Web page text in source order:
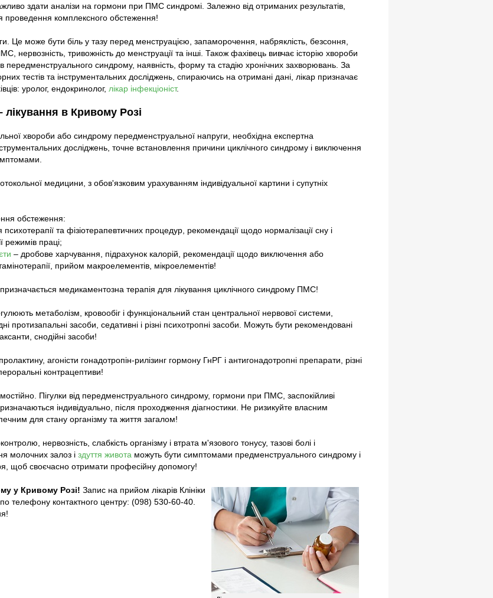
здати аналізи на гормони при ПМС синдромі. Залежно від отриманих результатів,
проведення комплексного обстеження!
Це може бути біль у тазу перед менструацією, запаморочення, набряклість, безсоння,
нервозність, тривожність до менструації та інші. Також фахівець вивчає історію хвороби
передменструального синдрому, наявність, форму та стадію хронічних захворювань. За
тестів та інструментальних досліджень, спираючись на отримані дані, лікар призначає
уролог, ендокринолог, лікар інфекціоніст.
в Кривому Розі
хвороби або синдрому передменструальної напруги, необхідна експертна
досліджень, точне встановлення причини циклічного синдрому і виключення
медицини, з обов'язковим урахуванням індивідуальної картини і супутніх
обстеження:
та фізіотерапевтичних процедур, рекомендації щодо нормалізації сну і
режимів праці;
– дробове харчування, підрахунок калорій, рекомендації щодо виключення або
прийом макроелементів, мікроелементів!
медикаментозна терапія для лікування циклічного синдрому ПМС!
метаболізм, кровообіг і функціональний стан центральної нервової системи,
протизапальні засоби, седативні і різні психотропні засоби. Можуть бути рекомендовані
снодійні засоби!
агоністи гонадотропін-рилізинг гормону ГнРГ і антигонадотропні препарати, різні
контрацептиви!
Пігулки від передменструального синдрому, гормони при ПМС, заспокійливі
індивідуально, після проходження діагностики. Не ризикуйте власним
для стану організму та життя загалом!
нервозність, слабкість організму і втрата м'язового тонусу, тазові болі і
молочних залоз і здуття живота можуть бути симптомами предменструального синдрому і
щоб своєчасно отримати професійну допомогу!
у Кривому Розі! Запис на прийом лікарів Клініки
телефону контактного центру: (098) 530-60-40.